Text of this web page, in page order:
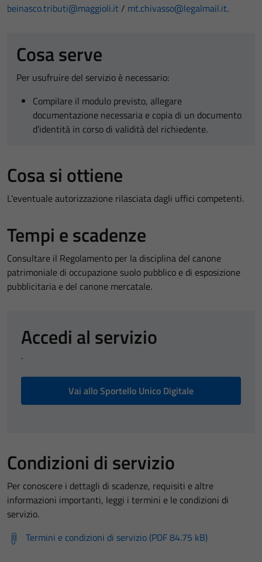
beinasco.tributi@maggioli.it/ mt.chivasso@legalmail.it.
Cosa serve
Per usufruire del servizio è necessario:
Compilare il modulo previsto, allegare
documentazione necessaria e copia di un documento
d’identità in corso di validità del richiedente.
Cosa si ottiene
L'eventuale autorizzazione rilasciata dagli uffici competenti.
Tempi e scadenze
Consultare il Regolamento per la disciplina del canone
patrimoniale di occupazione suolo pubblico e di esposizione
pubblicitaria e del canone mercatale.
Accedi al servizio
.
Vai allo Sportello Unico Digitale
Condizioni di servizio
Per conoscere i dettagli di scadenze, requisiti e altre
informazioni importanti, leggi i termini e le condizioni di
servizio.
Termini e condizioni di servizio (PDF 84.75 kB)